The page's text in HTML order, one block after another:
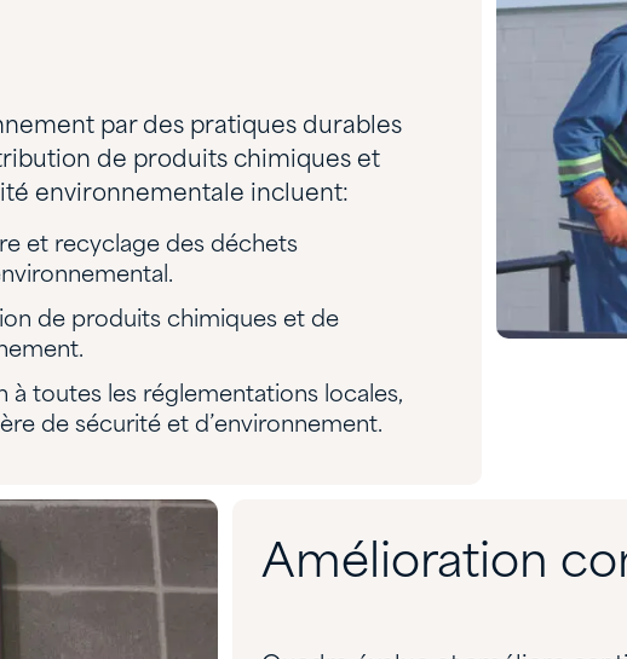
par des pratiques durables
de produits chimiques et
environnementale incluent:
et recyclage des déchets
de produits chimiques et de
toutes les réglementations locales,
de sécurité et d’environnement.
Amélioration